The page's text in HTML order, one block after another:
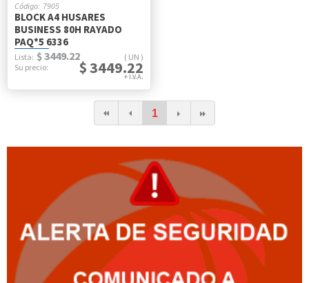
7905
BLOCK A4 HUSARES
BUSINESS 80H RAYADO
PAQ*5 6336
UN
$ 3449.22
$ 3449.22
1